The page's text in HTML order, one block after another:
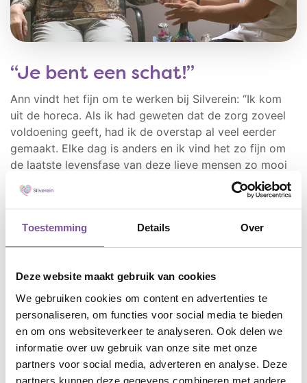
Toestemming Details Over
Deze website maakt gebruik van cookies
We gebruiken cookies om content en advertenties te
personaliseren, om functies voor social media te bieden
en om ons websiteverkeer te analyseren. Ook delen we
informatie over uw gebruik van onze site met onze
partners voor social media, adverteren en analyse. Deze
partners kunnen deze gegevens combineren met andere
“Je bent een schat!”
Ann vindt het fijn om te werken bij Silverein: “Ik kom
uit de horeca. Als ik had geweten dat de zorg zoveel
voldoening geeft, had ik de overstap al veel eerder
gemaakt. Elke dag is anders en ik vind het zo fijn om
de laatste levensfase van deze lieve mensen zo mooi
mogelijk te maken. Ik word gelukkig als ik binnenkom
en hoor: “Ann, ik ben zo blij dat je er bent!” Er vinden
maar in het hoofdgebouw van Birkhoven Park. Daar
kunnen bewoners bijvoorbeeld schilderen, naar muziek
bijwonen. Bij mooi weer zitten de bewoners gezellig in
de binnentuin en er is een restaurant in de buurt waar
ze met familie of vrienden heen kunnen. Maria is blij
dat ze in verzorgingshuis Populier woont: “Ik ben
overal geweest en hier is het fijn. Ik vind het belangrijk
om er goed en verzorgd uit te zien en Ann helpt me
daarbij.” Trots toont Maria haar mooie nagels, die Ann